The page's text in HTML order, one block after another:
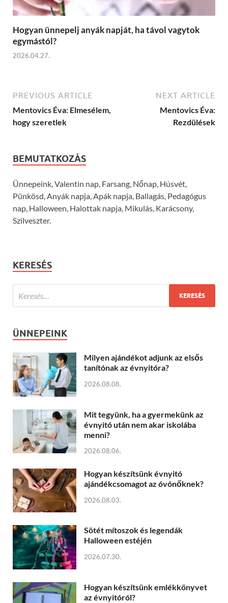
Hogyan ünnepelj anyák napját, ha távol vagytok
egymástól?
2026.04.27.
PREVIOUS ARTICLE
Mentovics Éva: Elmesélem,
hogy szeretlek
NEXT ARTICLE
Mentovics Éva:
Rezdülések
BEMUTATKOZÁS
Ünnepeink, Valentin nap, Farsang, Nőnap, Húsvét,
Pünkösd, Anyák napja, Apák napja, Ballagás, Pedagógus
nap, Halloween, Halottak napja, Mikulás, Karácsony,
Szilveszter.
KERESÉS
ÜNNEPEINK
Milyen ajándékot adjunk az elsős
tanítónak az évnyitóra?
2026.08.08.
Mit tegyünk, ha a gyermekünk az
évnyitó után nem akar iskolába
menni?
2026.08.06.
Hogyan készítsünk évnyitó
ajándékcsomagot az óvónőknek?
2026.08.03.
Sötét mítoszok és legendák
Halloween estéjén
2026.07.30.
Hogyan készítsünk emlékkönyvet
az évnyitóról?